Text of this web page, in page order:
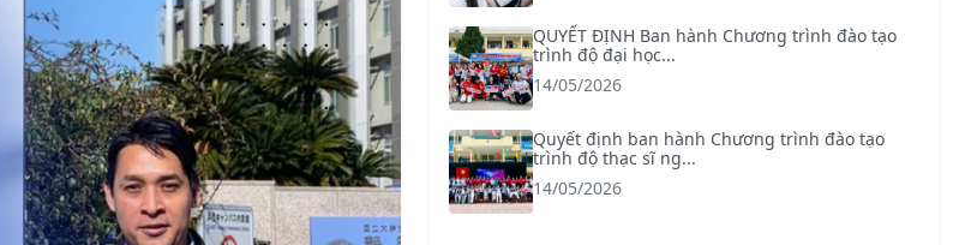
QUYẾT ĐỊNH Ban hành Chương trình đào tạo
trình độ đại học...
14/05/2026
Quyết định ban hành Chương trình đào tạo
trình độ thạc sĩ ng...
14/05/2026